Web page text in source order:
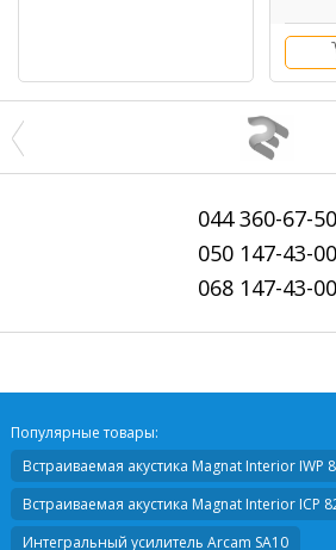
044360-67-50
050147-43-00
068147-43-00
Популярные товары:
Встраиваемая акустика Magnat Interior IWP
Встраиваемая акустика Magnat Interior ICP
Интегральный усилитель Arcam SA10